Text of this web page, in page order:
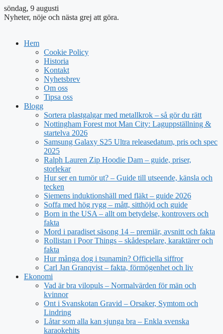
söndag, 9 augusti
Nyheter, nöje och nästa grej att göra.
Hem
Cookie Policy
Historia
Kontakt
Nyhetsbrev
Om oss
Tipsa oss
Blogg
Sortera plastgalgar med metallkrok – så gör du rätt
Nottingham Forest mot Man City: Laguppställning &
startelva 2026
Samsung Galaxy S25 Ultra releasedatum, pris och spec
2025
Ralph Lauren Zip Hoodie Dam – guide, priser,
storlekar
Hur ser en tumör ut? – Guide till utseende, känsla och
tecken
Siemens induktionshäll med fläkt – guide 2026
Soffa med hög rygg – mått, sitthöjd och guide
Born in the USA – allt om betydelse, kontrovers och
fakta
Mord i paradiset säsong 14 – premiär, avsnitt och fakta
Rollistan i Poor Things – skådespelare, karaktärer och
fakta
Hur många dog i tsunamin? Officiella siffror
Carl Jan Granqvist – fakta, förmögenhet och liv
Ekonomi
Vad är bra vilopuls – Normalvärden för män och
kvinnor
Ont i Svanskotan Gravid – Orsaker, Symtom och
Lindring
Låtar som alla kan sjunga bra – Enkla svenska
karaokehits